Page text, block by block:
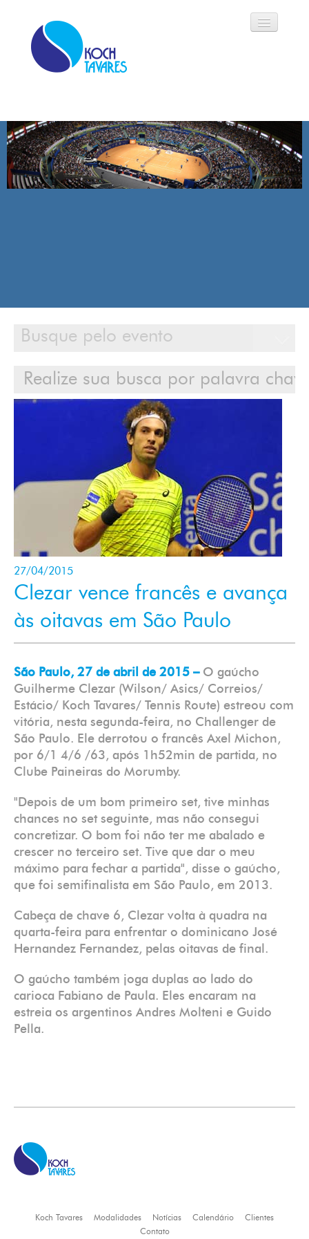
História
Áreas de Atuação
Calendário
27/04/2015
Clezar vence francês e avança
às oitavas em São Paulo
São Paulo, 27 de abril de 2015 –O gaúcho
Guilherme Clezar (Wilson/ Asics/ Correios/
Estácio/ Koch Tavares/ Tennis Route) estreou com
vitória, nesta segunda-feira, no Challenger de
São Paulo. Ele derrotou o francês Axel Michon,
por 6/1 4/6 /63, após 1h52min de partida, no
Clube Paineiras do Morumby.
"Depois de um bom primeiro set, tive minhas
chances no set seguinte, mas não consegui
concretizar. O bom foi não ter me abalado e
crescer no terceiro set. Tive que dar o meu
máximo para fechar a partida", disse o gaúcho,
que foi semifinalista em São Paulo, em 2013.
Cabeça de chave 6, Clezar volta à quadra na
quarta-feira para enfrentar o dominicano José
Hernandez Fernandez, pelas oitavas de final.
O gaúcho também joga duplas ao lado do
carioca Fabiano de Paula. Eles encaram na
estreia os argentinos Andres Molteni e Guido
Pella.
Koch Tavares Modalidades Notícias Calendário
Clientes
Contato